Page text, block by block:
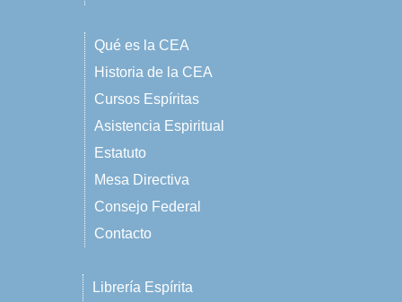
Qué es la CEA
Historia de la CEA
Cursos Espíritas
Asistencia Espiritual
Estatuto
Mesa Directiva
Consejo Federal
Contacto
Librería Espírita